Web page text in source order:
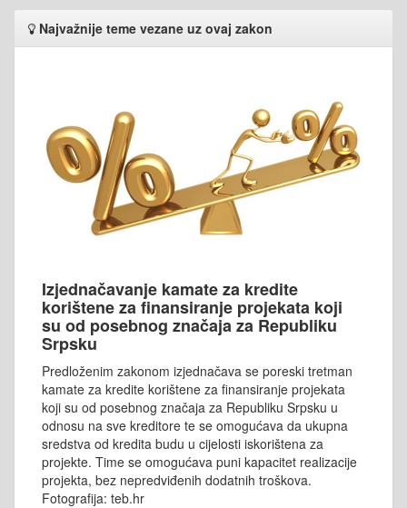
Najvažnije teme vezane uz ovaj zakon
Izjednačavanje kamate za kredite
korištene za finansiranje projekata koji
su od posebnog značaja za Republiku
Srpsku
Predloženim zakonom izjednačava se poreski tretman
kamate za kredite korištene za finansiranje projekata
koji su od posebnog značaja za Republiku Srpsku u
odnosu na sve kreditore te se omogućava da ukupna
sredstva od kredita budu u cijelosti iskorištena za
projekte. Time se omogućava puni kapacitet realizacije
projekta, bez nepredviđenih dodatnih troškova.
Fotografija: teb.hr